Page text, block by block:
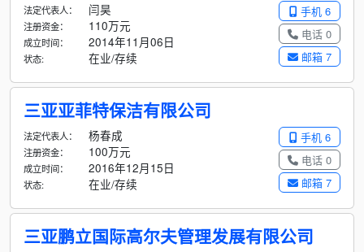
手机 6
电话 0
邮箱 7
法定代表人： 闫昊
注册资金： 110万元
成立时间： 2014年11月06日
状态: 在业/存续
三亚亚菲特保洁有限公司
手机 6
电话 0
邮箱 7
法定代表人： 杨春成
注册资金： 100万元
成立时间： 2016年12月15日
状态: 在业/存续
三亚鹏立国际高尔夫管理发展有限公司